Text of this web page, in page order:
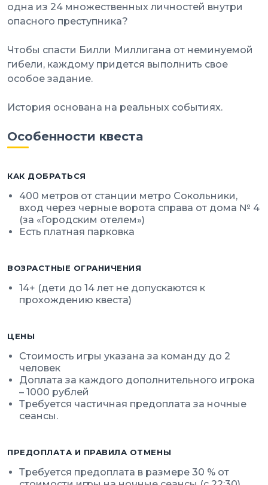
одна из 24 множественных личностей внутри
опасного преступника?
Чтобы спасти Билли Миллигана от неминуемой
гибели, каждому придется выполнить свое
особое задание.
История основана на реальных событиях.
Особенности квеста
КАК ДОБРАТЬСЯ
400 метров от станции метро Сокольники,
вход через черные ворота справа от дома № 4
(за «Городским отелем»)
Есть платная парковка
ВОЗРАСТНЫЕ ОГРАНИЧЕНИЯ
14+ (дети до 14 лет не допускаются к
прохождению квеста)
ЦЕНЫ
Стоимость игры указана за команду до 2
человек
Доплата за каждого дополнительного игрока
– 1000 рублей
Требуется частичная предоплата за ночные
сеансы.
ПРЕДОПЛАТА И ПРАВИЛА ОТМЕНЫ
Требуется предоплата в размере 30 % от